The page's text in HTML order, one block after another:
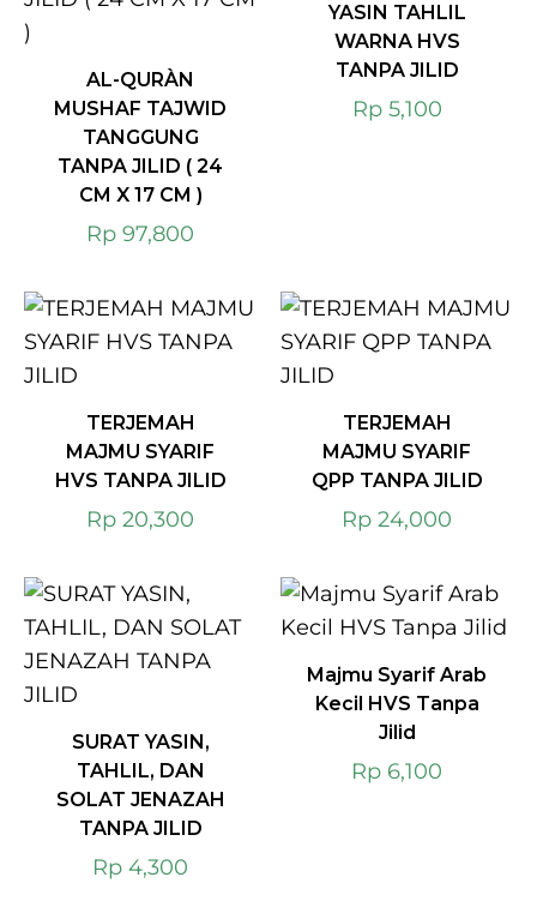
AL-QURÀN
MUSHAF TAJWID
TANGGUNG
TANPA JILID ( 24
CM X 17 CM )
Rp 97,800
YASIN TAHLIL
WARNA HVS
TANPA JILID
Rp5,100
TERJEMAH
MAJMU SYARIF
HVS TANPA JILID
Rp 20,300
TERJEMAH
MAJMU SYARIF
QPP TANPA JILID
Rp 24,000
SURAT YASIN,
TAHLIL, DAN
SOLAT JENAZAH
TANPA JILID
Rp 4,300
Majmu Syarif Arab
Kecil HVS Tanpa
Jilid
Rp 6,100